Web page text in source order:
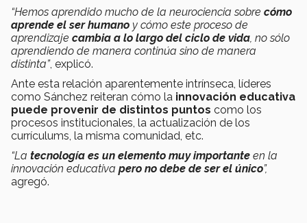
“Hemos aprendido mucho de la neurociencia sobre cómo
aprende el ser humano y cómo este proceso de
aprendizaje cambia a lo largo del ciclo de vida, no sólo
aprendiendo de manera continúa sino de manera
distinta”, explicó.
Ante esta relación aparentemente intrínseca, líderes
como Sánchez reiteran cómo la innovación educativa
puede provenir de distintos puntos como los
procesos institucionales, la actualización de los
currículums, la misma comunidad, etc.
“La tecnología es un elemento muy importante en la
innovación educativa pero no debe de ser el único”,
agregó.